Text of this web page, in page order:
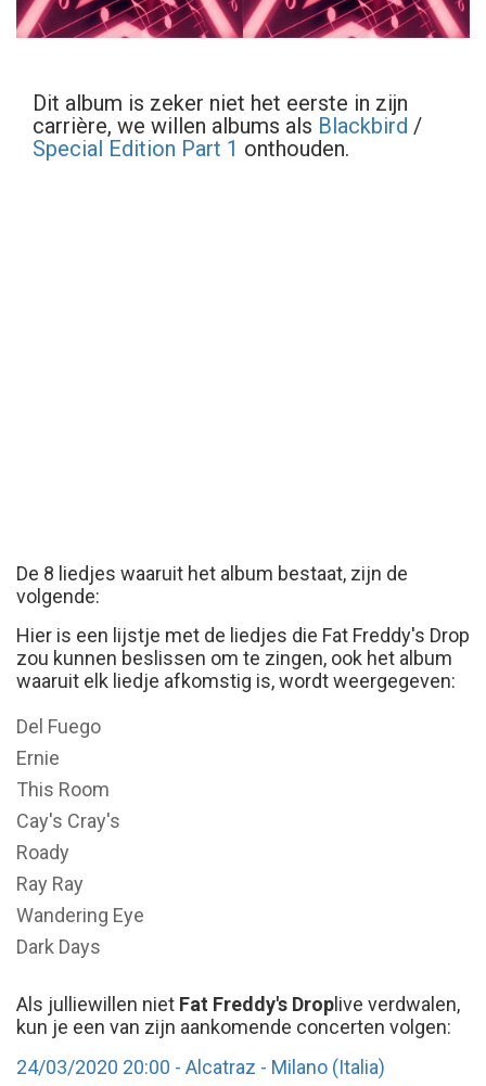
Dit album is zeker niet het eerste in zijn
carrière, we willen albums als Blackbird /
Special Edition Part 1 onthouden.
De 8 liedjes waaruit het album bestaat, zijn de
volgende:
Hier is een lijstje met de liedjes die Fat Freddy's Drop
zou kunnen beslissen om te zingen, ook het album
waaruit elk liedje afkomstig is, wordt weergegeven:
Del Fuego
Ernie
This Room
Cay's Cray's
Roady
Ray Ray
Wandering Eye
Dark Days
Als julliewillen niet Fat Freddy's Drop live verdwalen,
kun je een van zijn aankomende concerten volgen:
24/03/2020 20:00 - Alcatraz - Milano (Italia)